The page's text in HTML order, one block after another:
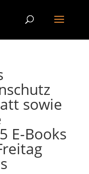
sowie
E-Books